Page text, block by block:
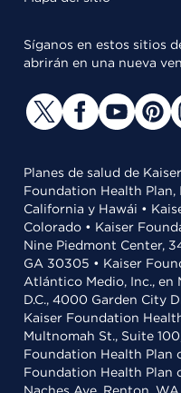
Síganos en estos sitios
abrirán en una nueva
Planes de salud de
Foundation Health Plan,
California y Hawái •
Colorado • Kaiser
Nine Piedmont Center,
GA 30305 • Kaiser
Atlántico Medio, Inc., en
D.C., 4000 Garden City
Kaiser Foundation
Multnomah St., Suite
Foundation Health Plan
Foundation Health Plan